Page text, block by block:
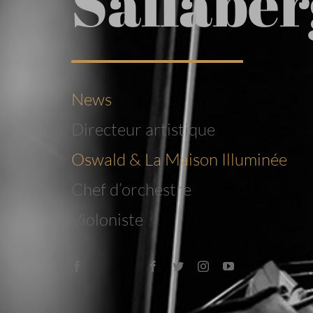
News
Directeur artistique
Oswald & La Maison Illuminée
Chef d’orchestre
Violoniste